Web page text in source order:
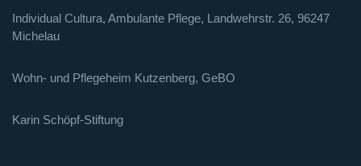
Individual Cultura, Ambulante Pflege, Landwehrstr. 26, 96247
Michelau
Wohn- und Pflegeheim Kutzenberg, GeBO
Karin Schöpf-Stiftung